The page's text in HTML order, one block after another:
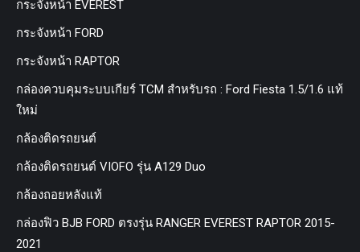
กระจังหน้า EVEREST
กระจังหน้า FORD
กระจังหน้า RAPTOR
กล่องควบคุมระบบเกียร์ TCM สำหรับรถ : Ford Fiesta 1.5/1.6 แท้
ใหม่
กล้องติดรถยนต์
กล้องติดรถยนต์ VIOFO รุ่น A129 Duo
กล้องถอยหลังแท้
กล่องฟิว BJB FORD ตรงรุ่น RANGER EVEREST RAPTOR 2015-
2021